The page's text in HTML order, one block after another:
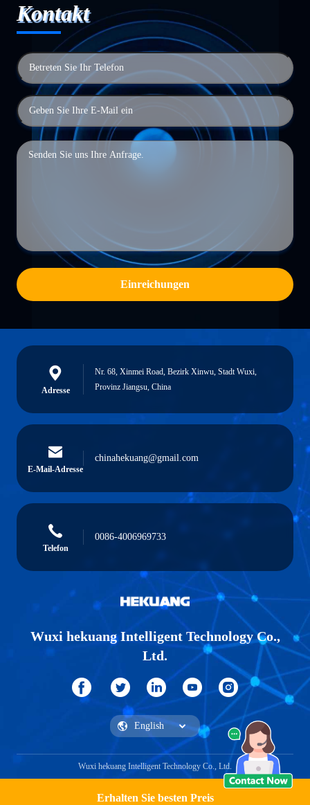
Erhalten Sie besten Preis
Kontakt
Einreichungen
Adresse
Nr. 68, Xinmei Road, Bezirk Xinwu, Stadt Wuxi,
Provinz Jiangsu, China
E-Mail-Adresse
chinahekuang@gmail.com
Telefon
0086-4006969733
Wuxi hekuang Intelligent Technology Co.,
Ltd.
Wuxi hekuang Intelligent Technology Co., Ltd.
Ein Angebot bekommen